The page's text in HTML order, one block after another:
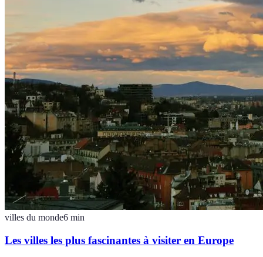
villes du monde6 min
Les villes les plus fascinantes à visiter en Europe